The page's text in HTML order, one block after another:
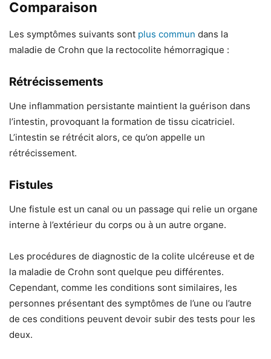
Comparaison
Les symptômes suivants sont plus commun dans la
maladie de Crohn que la rectocolite hémorragique :
Rétrécissements
Une inflammation persistante maintient la guérison dans
l’intestin, provoquant la formation de tissu cicatriciel.
L’intestin se rétrécit alors, ce qu’on appelle un
rétrécissement.
Fistules
Une fistule est un canal ou un passage qui relie un organe
interne à l’extérieur du corps ou à un autre organe.
Les procédures de diagnostic de la colite ulcéreuse et de
la maladie de Crohn sont quelque peu différentes.
Cependant, comme les conditions sont similaires, les
personnes présentant des symptômes de l’une ou l’autre
de ces conditions peuvent devoir subir des tests pour les
deux.